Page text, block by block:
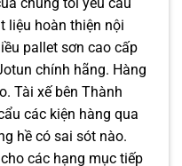
liệu hoàn thiện nội
pallet sơn cao cấp
chính hãng. Hàng
Tài xế bên Thành
các kiện hàng qua
hề có sai sót nào.
các hạng mục tiếp